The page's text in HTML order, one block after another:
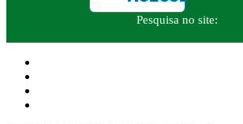
Pesquisa no site: